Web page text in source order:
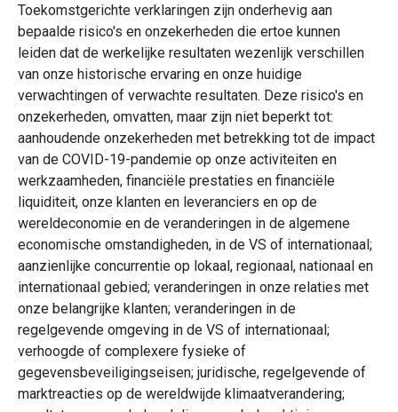
Toekomstgerichte verklaringen zijn onderhevig aan
bepaalde risico's en onzekerheden die ertoe kunnen
leiden dat de werkelijke resultaten wezenlijk verschillen
van onze historische ervaring en onze huidige
verwachtingen of verwachte resultaten. Deze risico's en
onzekerheden, omvatten, maar zijn niet beperkt tot:
aanhoudende onzekerheden met betrekking tot de impact
van de COVID-19-pandemie op onze activiteiten en
werkzaamheden, financiële prestaties en financiële
liquiditeit, onze klanten en leveranciers en op de
wereldeconomie en de veranderingen in de algemene
economische omstandigheden, in de VS of internationaal;
aanzienlijke concurrentie op lokaal, regionaal, nationaal en
internationaal gebied; veranderingen in onze relaties met
onze belangrijke klanten; veranderingen in de
regelgevende omgeving in de VS of internationaal;
verhoogde of complexere fysieke of
gegevensbeveiligingseisen; juridische, regelgevende of
marktreacties op de wereldwijde klimaatverandering;